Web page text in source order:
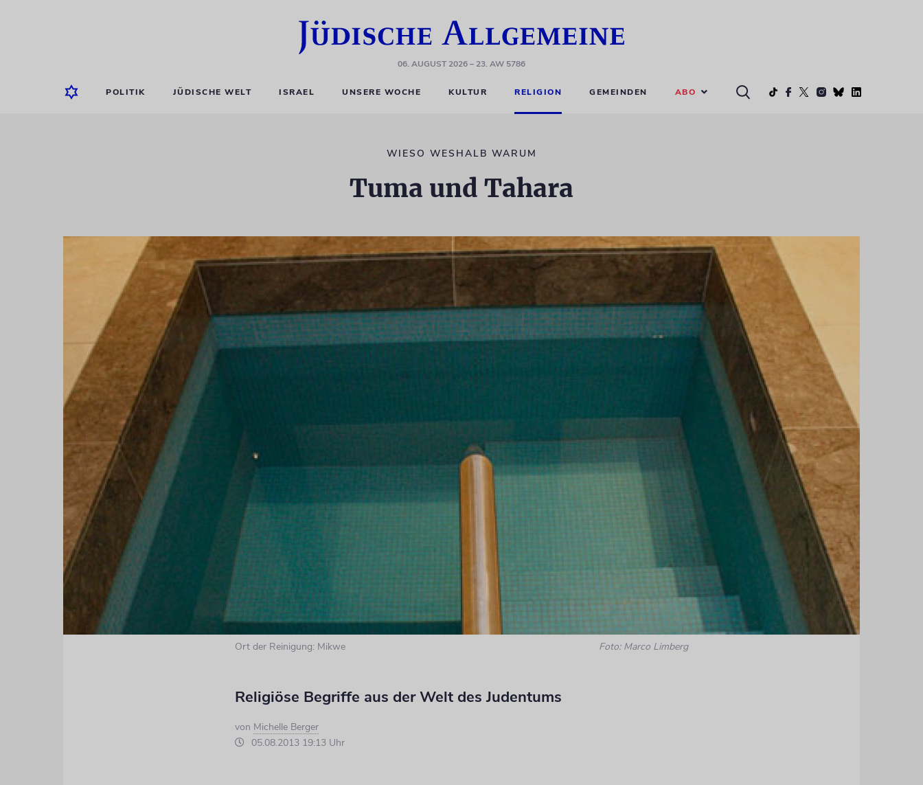
06. AUGUST 2026– 23. AW 5786
POLITIK JÜDISCHE WELT ISRAEL UNSERE WOCHE KULTUR RELIGION GEMEINDEN ABO
WIESO WESHALB WARUM
Tuma und Tahara
Ort der Reinigung: Mikwe Foto: Marco Limberg
Religiöse Begriffe aus der Welt des Judentums
von Michelle Berger
05.08.2013 19:13 Uhr